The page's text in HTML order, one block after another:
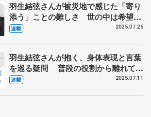
羽生結弦さんが被災地で感じた「寄り
添う」ことの難しさ 世の中は希望よ
り絶望があふれている？【第３回】
連載 2025.07.25
羽生結弦さんが抱く、身体表現と言葉
を巡る疑問 普段の役割から離れて考
える【第２回】
連載 2025.07.11